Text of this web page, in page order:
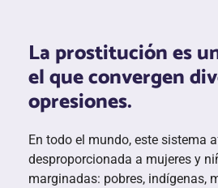
La prostitución es
el que convergen
opresiones.
En todo el mundo, este sistema
desproporcionada a mujeres y
marginadas: pobres, indígenas,